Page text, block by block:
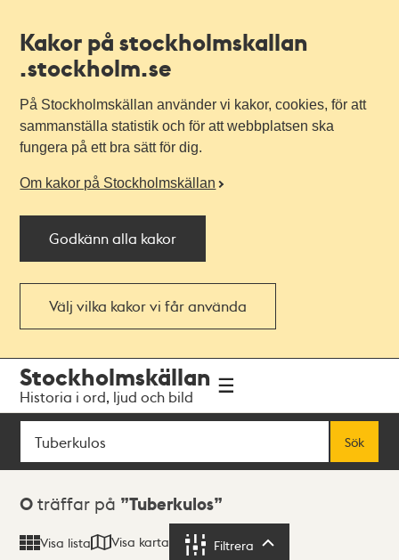
Kakor på stockholmskallan
.stockholm.se
På Stockholmskällan använder vi kakor, cookies, för att
sammanställa statistik och för att webbplatsen ska
fungera på ett bra sätt för dig.
Om kakor på Stockholmskällan
Godkänn alla kakor
Välj vilka kakor vi får använda
navigationen
huvudinnehållet
Stockholmskällan
Historia i ord, ljud och bild
Sök
Sök
Sökresultat
0 träffar på Tuberkulos
Visa lista Visa karta Filtrera